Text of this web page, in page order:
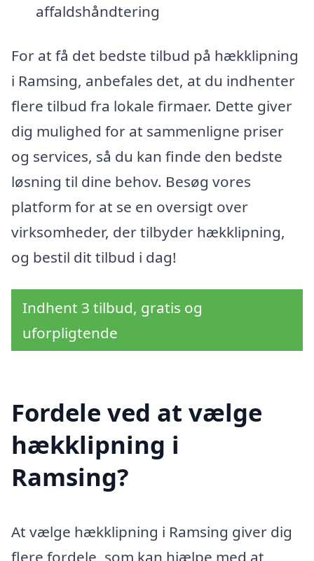
affaldshåndtering
For at få det bedste tilbud på hækklipning
i Ramsing, anbefales det, at du indhenter
flere tilbud fra lokale firmaer. Dette giver
dig mulighed for at sammenligne priser
og services, så du kan finde den bedste
løsning til dine behov. Besøg vores
platform for at se en oversigt over
virksomheder, der tilbyder hækklipning,
og bestil dit tilbud i dag!
Indhent 3 tilbud, gratis og
uforpligtende
Fordele ved at vælge
hækklipning i
Ramsing?
At vælge hækklipning i Ramsing giver dig
flere fordele, som kan hjælpe med at